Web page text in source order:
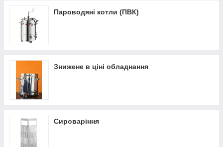
Пароводяні котли (ПВК)
Знижене в ціні обладнання
Сироваріння